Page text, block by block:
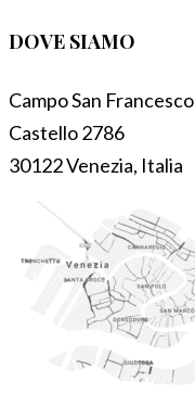
DOVE SIAMO
Campo San Francesco
Castello 2786
30122 Venezia, Italia